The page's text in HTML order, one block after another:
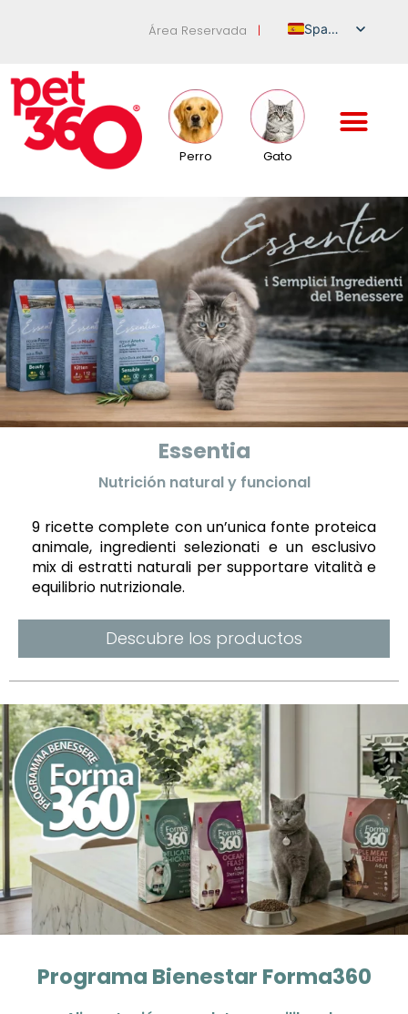
Área Reservada |
Spanish
German
Perro Gato
Essentia
Nutrición natural y funcional
9 ricette complete con un’unica fonte proteica
animale, ingredienti selezionati e un esclusivo
mix di estratti naturali per supportare vitalità e
equilibrio nutrizionale.
Descubre los productos
Programa Bienestar Forma360